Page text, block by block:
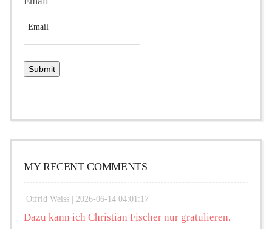
MY RECENT COMMENTS
Otfrid Weiss | 2026-06-14 04:01:17
Dazu kann ich Christian Fischer nur gratulieren.